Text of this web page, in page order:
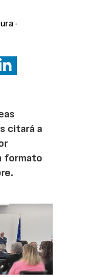
·
citará a
formato